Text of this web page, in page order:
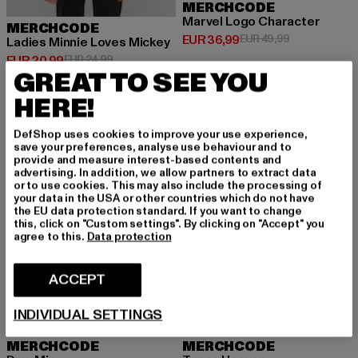
MERCHCODE
Ladies Minnie Loves Mickey
EUR 20,99
Huidige prijs: EUR 20,99
EUR 24,99Actieprijs: EUR 24,99
MERCHCODE
Marvel Logo Character
EUR 36,99
Huidige prijs: EUR 36,99
EUR 49,99Actieprijs:
MERCHCODE MERCHCODE
GREAT TO SEE YOU
HERE!
DefShop uses cookies to improve your use experience,
save your preferences, analyse use behaviour and to
provide and measure interest-based contents and
advertising. In addition, we allow partners to extract data
or to use cookies. This may also include the processing of
your data in the USA or other countries which do not have
the EU data protection standard. If you want to change
this, click on "Custom settings". By clicking on "Accept" you
agree to this. Data protection
ACCEPT
INDIVIDUAL SETTINGS